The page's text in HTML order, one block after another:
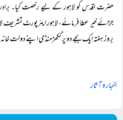
حضرت اقدس کو لاہور کے لیے رخصت کیا۔ برادرم
جزائے خیر عطا فرمائے، لاہور ایئرپورٹ
بروز ہفتہ ایک بجے دو پر گکھڑمنڈی اپنے دولت
اخبار و آثار